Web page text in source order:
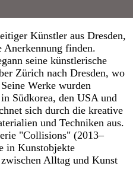
Künstler aus Dresden,
Anerkennung finden.
seine künstlerische
Zürich nach Dresden, wo
Werke wurden
Südkorea, den USA und
sich durch die kreative
und Techniken aus.
"Collisions" (2013–
in Kunstobjekte
Alltag und Kunst